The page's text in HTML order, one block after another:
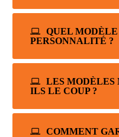
QUEL
PERSONNALITÉ ?
LES
ILS LE COUP ?
COMMENT